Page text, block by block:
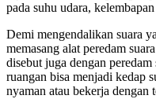
pada suhu udara,
Demi mengendalikan suara
memasang alat peredam
disebut juga dengan
ruangan bisa menjadi kedap
nyaman atau bekerja dengan